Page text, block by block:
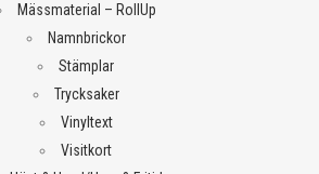
Mässmaterial – RollUp
Namnbrickor
Stämplar
Trycksaker
Vinyltext
Visitkort